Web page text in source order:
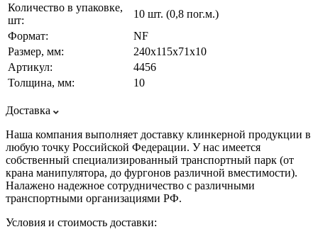
Количество в упаковке,
шт:
10 шт. (0,8 пог.м.)
Формат:
NF
Размер, мм:
240х115х71х10
Артикул:
4456
Толщина, мм:
10
Доставка
Наша компания выполняет доставку клинкерной продукции в
любую точку Российской Федерации. У нас имеется
собственный специализированный транспортный парк (от
крана манипулятора, до фургонов различной вместимости).
Налажено надежное сотрудничество с различными
транспортными организациями РФ.
Условия и стоимость доставки: